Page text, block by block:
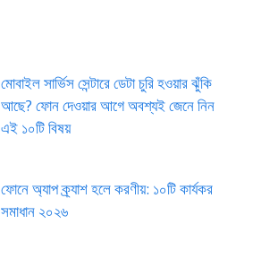
মোবাইল সার্ভিস সেন্টারে ডেটা চুরি হওয়ার ঝুঁকি
আছে? ফোন দেওয়ার আগে অবশ্যই জেনে নিন
এই ১০টি বিষয়
ফোনে অ্যাপ ক্র্যাশ হলে করণীয়: ১০টি কার্যকর
সমাধান ২০২৬